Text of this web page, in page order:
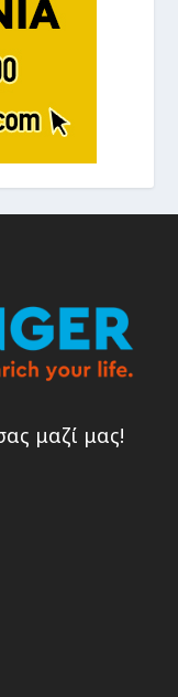
μαζί μας!